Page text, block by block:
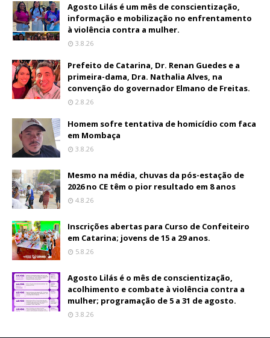
Agosto Lilás é um mês de conscientização,
informação e mobilização no enfrentamento
à violência contra a mulher.
3.8.26
Prefeito de Catarina, Dr. Renan Guedes e a
primeira-dama, Dra. Nathalia Alves, na
convenção do governador Elmano de Freitas.
2.8.26
Homem sofre tentativa de homicídio com faca
em Mombaça
3.8.26
Mesmo na média, chuvas da pós-estação de
2026 no CE têm o pior resultado em 8 anos
4.8.26
Inscrições abertas para Curso de Confeiteiro
em Catarina; jovens de 15 a 29 anos.
5.8.26
Agosto Lilás é o mês de conscientização,
acolhimento e combate à violência contra a
mulher; programação de 5 a 31 de agosto.
3.8.26